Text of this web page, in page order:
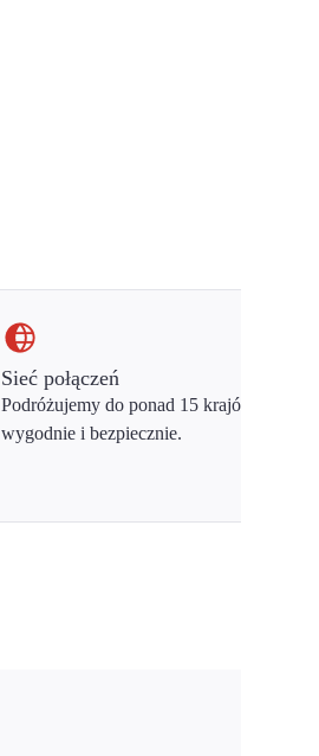
Sieć połączeń
Podróżujemy do ponad 15 krajów Europy
wygodnie i bezpiecznie.